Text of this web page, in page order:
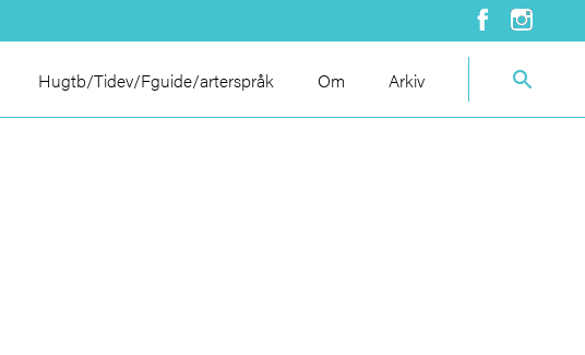
Hugtb/Tidev/Fguide/arterspråk Om Arkiv